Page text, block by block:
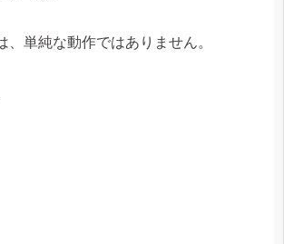
、単純な動作ではありません。